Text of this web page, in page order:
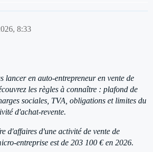
8:33
lancer en auto-entrepreneur en vente de
les règles à connaître : plafond de
sociales, TVA, obligations et limites du
d'achat-revente.
d'affaires d'une activité de vente de
entreprise est de 203 100 € en 2026.